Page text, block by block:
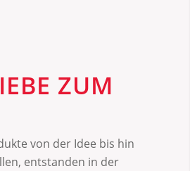
ZUM
von der Idee bis hin
entstanden in der